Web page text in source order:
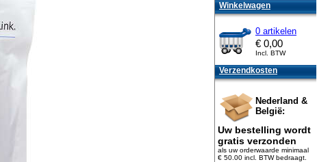
Winkelwagen
0 artikelen
€ 0,00
Incl. BTW
Verzendkosten
Nederland &
België:
Uw bestelling wordt
gratis verzonden
als uw orderwaarde minimaal
€ 50.00 incl. BTWbedraagt.